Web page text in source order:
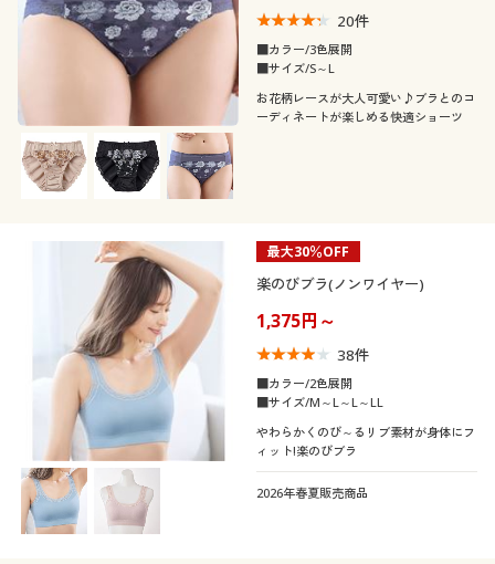
20件
■カラー/3色展開
■サイズ/S～L
お花柄レースが大人可愛い♪ブラとのコ
ーディネートが楽しめる快適ショーツ
最大30％OFF
楽のびブラ(ノンワイヤー)
1,375円～
38件
■カラー/2色展開
■サイズ/M～L～L～LL
やわらかくのび～るリブ素材が身体にフ
ィット!楽のびブラ
2026年春夏販売商品